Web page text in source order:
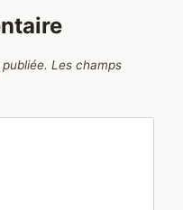
Les champs